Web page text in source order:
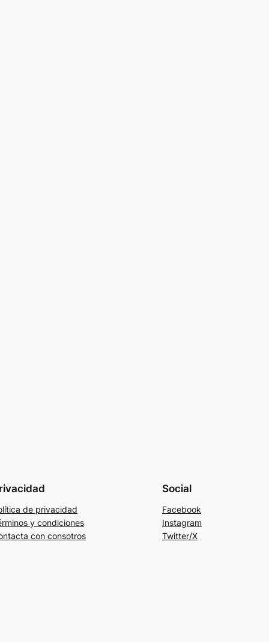
de privacidad
y condiciones
con consotros
Social
Facebook
Instagram
Twitter/X